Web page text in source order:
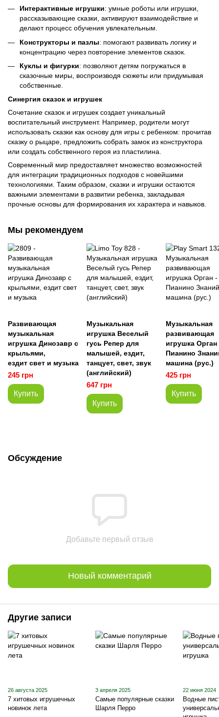
Интерактивные игрушки: умные роботы или игрушки,
рассказывающие сказки, активируют взаимодействие и
делают процесс обучения увлекательным.
Конструкторы и пазлы: помогают развивать логику и
концентрацию через повторение элементов сказок.
Куклы и фигурки: позволяют детям погружаться в
сказочные миры, воспроизводя сюжеты или придумывая
собственные.
Синергия сказок и игрушек
Сочетание сказок и игрушек создает уникальный
воспитательный инструмент. Например, родители могут
использовать сказки как основу для игры с ребенком: прочитав
сказку о рыцаре, предложить собрать замок из конструктора
или создать собственного героя из пластилина.
Современный мир предоставляет множество возможностей
для интеграции традиционных подходов с новейшими
технологиями. Таким образом, сказки и игрушки остаются
важными элементами в развитии ребенка, закладывая
прочные основы для формирования их характера и навыков.
Мы рекомендуем
Развивающая
музыкальная
игрушка Динозавр с
крыльями,
ездит свет и музыка
245 грн
Купить
Музыкальная
игрушка Веселый
гусь Репер для
малышей, ездит,
танцует, свет, звук
(английский)
647 грн
Купить
Музыкальная
развивающая
игрушка Орган
Пианино
машина (рус.)
425 грн
Купить
Обсуждение
Добавьте первый отзыв
Новый комментарий
Другие записи
26 августа 2025
7 хитовых игрушечных
новинок лета
3 апреля 2025
Самые популярные сказки
Шарля Перро
22 июня 2024
Водные